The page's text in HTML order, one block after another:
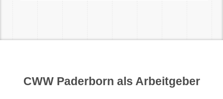
CWW Paderborn als Arbeitgeber